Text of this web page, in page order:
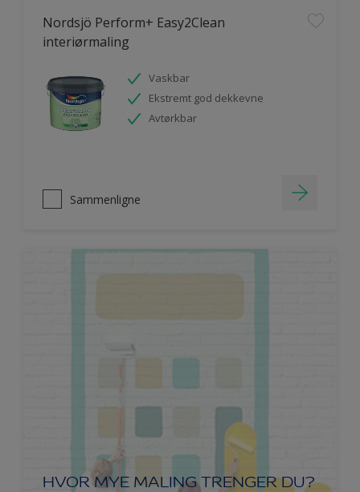
Nordsjö Perform+ Easy2Clean
interiørmaling
Vaskbar
Ekstremt god dekkevne
Avtørkbar
Sammenligne
HVOR MYE MALING TRENGER DU?